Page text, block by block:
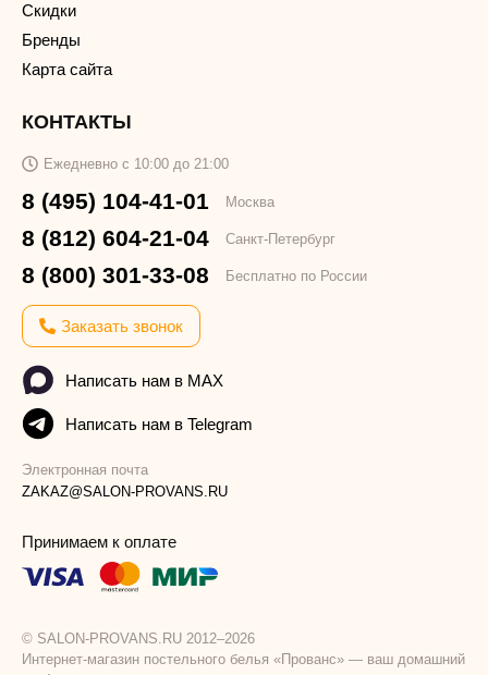
Скидки
Бренды
Карта сайта
КОНТАКТЫ
Ежедневно с 10:00 до 21:00
8 (495) 104-41-01 Москва
8 (812) 604-21-04 Санкт-Петербург
8 (800) 301-33-08 Бесплатно по России
Заказать звонок
Написать нам в MAX
Написать нам в Telegram
Электронная почта
ZAKAZ@SALON-PROVANS.RU
Принимаем к оплате
© SALON-PROVANS.RU 2012–2026
Интернет-магазин постельного белья «Прованс» — ваш домашний